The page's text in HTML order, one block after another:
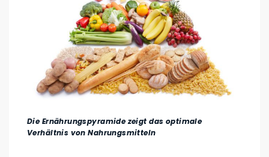
Die Ernährungspyramide zeigt das optimale
Verhältnis von Nahrungsmitteln